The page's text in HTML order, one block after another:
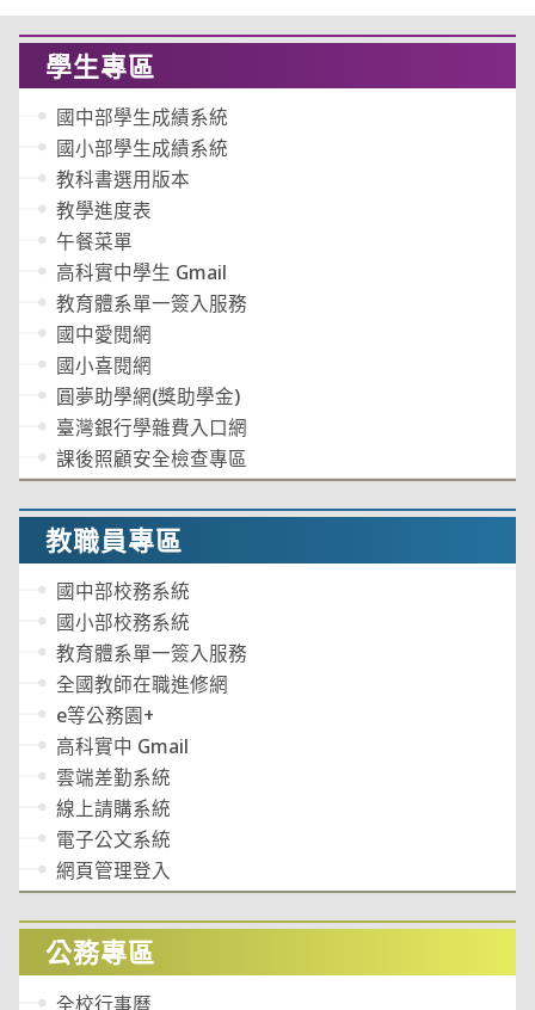
學生專區
國中部學生成績系統
國小部學生成績系統
教科書選用版本
教學進度表
午餐菜單
高科實中學生 Gmail
教育體系單一簽入服務
國中愛閱網
國小喜閱網
圓夢助學網(獎助學金)
臺灣銀行學雜費入口網
課後照顧安全檢查專區
教職員專區
國中部校務系統
國小部校務系統
教育體系單一簽入服務
全國教師在職進修網
e等公務園+
高科實中 Gmail
雲端差勤系統
線上請購系統
電子公文系統
網頁管理登入
公務專區
全校行事曆